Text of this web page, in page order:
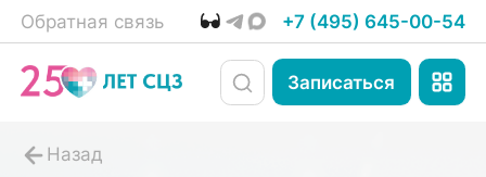
Обратная связь +7 (495) 645-00-54
Записаться